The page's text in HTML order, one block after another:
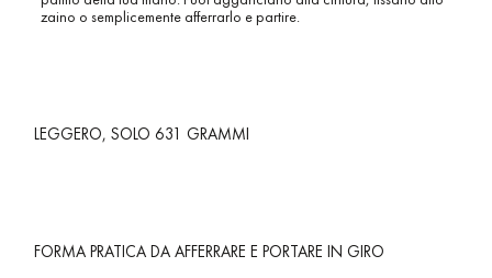
zaino o semplicemente afferrarlo e partire.
LEGGERO, SOLO 631 GRAMMI
FORMA PRATICA DA AFFERRARE E PORTARE IN GIRO